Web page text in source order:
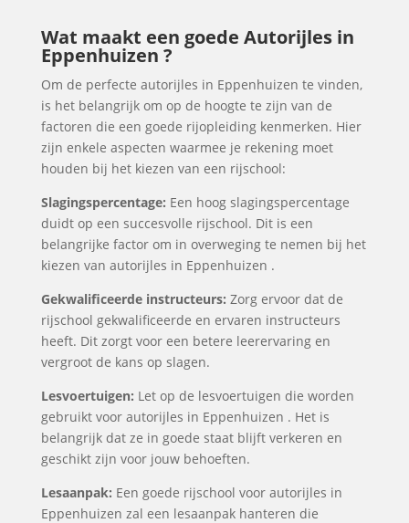
Wat maakt een goede Autorijles in
Eppenhuizen ?
Om de perfecte autorijles in Eppenhuizen te vinden,
is het belangrijk om op de hoogte te zijn van de
factoren die een goede rijopleiding kenmerken. Hier
zijn enkele aspecten waarmee je rekening moet
houden bij het kiezen van een rijschool:
Slagingspercentage: Een hoog slagingspercentage
duidt op een succesvolle rijschool. Dit is een
belangrijke factor om in overweging te nemen bij het
kiezen van autorijles in Eppenhuizen .
Gekwalificeerde instructeurs: Zorg ervoor dat de
rijschool gekwalificeerde en ervaren instructeurs
heeft. Dit zorgt voor een betere leerervaring en
vergroot de kans op slagen.
Lesvoertuigen: Let op de lesvoertuigen die worden
gebruikt voor autorijles in Eppenhuizen . Het is
belangrijk dat ze in goede staat blijft verkeren en
geschikt zijn voor jouw behoeften.
Lesaanpak: Een goede rijschool voor autorijles in
Eppenhuizen zal een lesaanpak hanteren die